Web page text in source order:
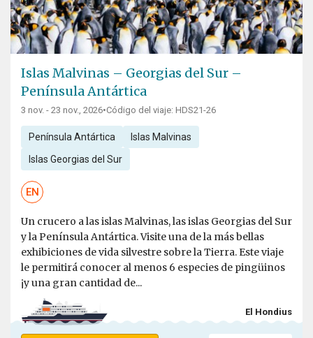
Islas Malvinas – Georgias del Sur –
Península Antártica
3 nov. - 23 nov., 2026•Código del viaje: HDS21-26
Península Antártica Islas Malvinas
Islas Georgias del Sur
EN
Un crucero a las islas Malvinas, las islas Georgias del Sur
y la Península Antártica. Visite una de la más bellas
exhibiciones de vida silvestre sobre la Tierra. Este viaje
le permitirá conocer al menos 6 especies de pingüinos
¡y una gran cantidad de...
El Hondius